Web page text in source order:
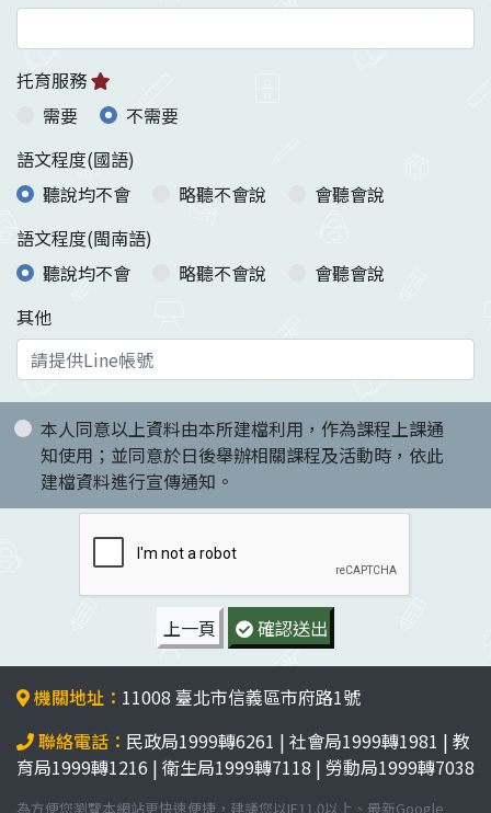
托育服務
需要
不需要
語文程度(國語)
聽說均不會
略聽不會說
會聽會說
語文程度(閩南語)
聽說均不會
略聽不會說
會聽會說
其他
本人同意以上資料由本所建檔利用，作為課程上課通
知使用；並同意於日後舉辦相關課程及活動時，依此
建檔資料進行宣傳通知。
上一頁 確認送出
機關地址： 11008 臺北市信義區市府路1號
聯絡電話： 民政局1999轉6261 | 社會局1999轉1981 | 教
育局1999轉1216 | 衛生局1999轉7118 | 勞動局1999轉7038
為方便您瀏覽本網站更快速便捷，建議您以IE11.0以上、最新Google